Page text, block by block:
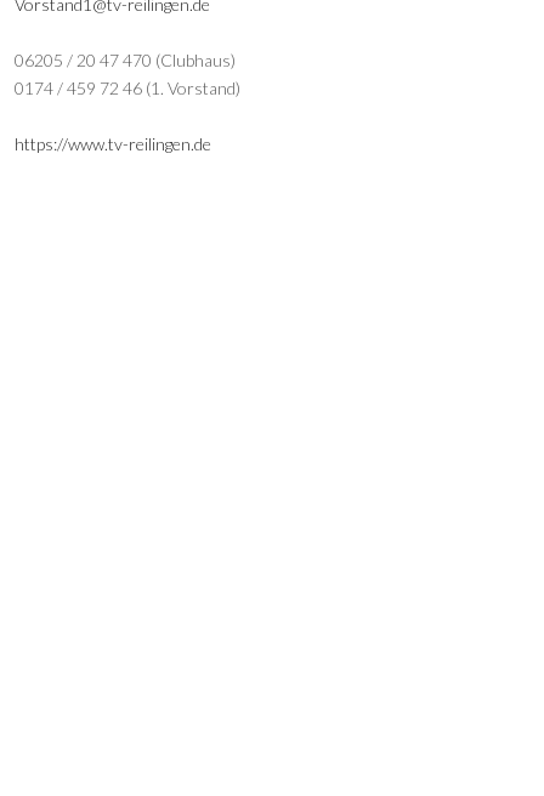
Vorstand1@tv-reilingen.de
06205 / 20 47 470 (Clubhaus)
0174 / 459 72 46 (1. Vorstand)
https://www.tv-reilingen.de